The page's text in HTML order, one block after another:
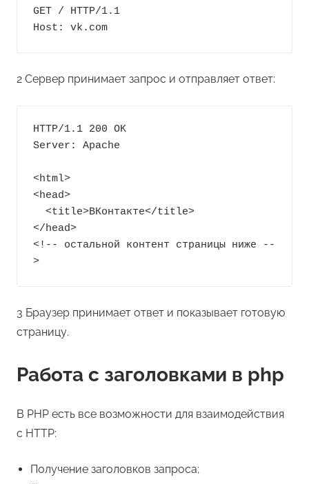
GET / HTTP/1.1
Host: vk.com
2 Сервер принимает запрос и отправляет ответ:
HTTP/1.1 200 OK
Server: Apache
<html>
<head>
</head>
<!-- остальной контент страницы ниже --
>
3 Браузер принимает ответ и показывает готовую
страницу.
Работа с заголовками в php
В PHP есть все возможности для взаимодействия
с HTTP:
Получение заголовков запроса;